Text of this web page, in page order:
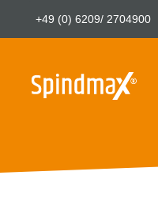
+49 (0) 6209/ 2704900